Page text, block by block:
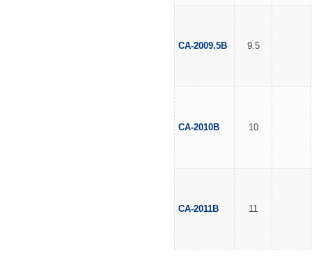
CA-2009.5B 9.5
CA-2010B 10
CA-2011B 11